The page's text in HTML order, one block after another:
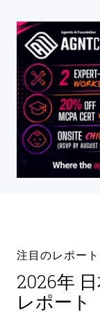
注目のレポート
2026年
レポート